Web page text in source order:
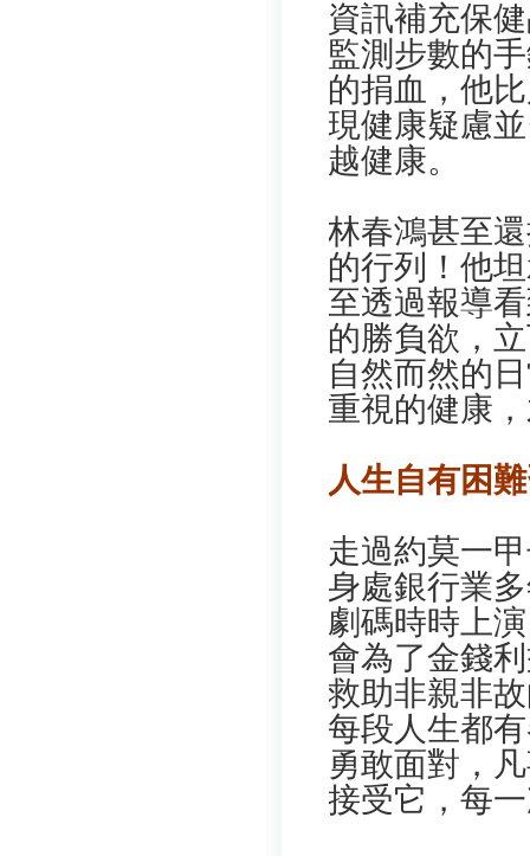
資訊補充保
監測步數的
的捐血，他
現健康疑慮
越健康。
林春鴻甚至
的行列！他
至透過報導
的勝負欲，
自然而然的
重視的健康
人生自有困
走過約莫一
身處銀行業
劇碼時時上
會為了金錢
救助非親非
每段人生都
勇敢面對，
接受它，每